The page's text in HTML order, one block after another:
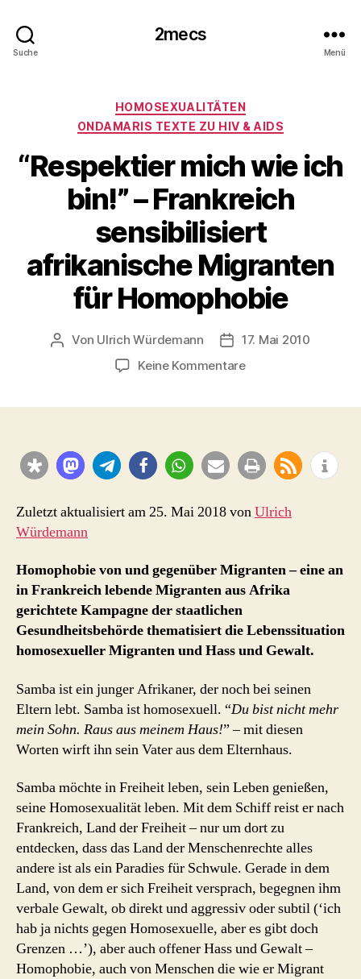
Suche
2mecs
Menü
Kategorien
HOMOSEXUALITÄTEN
ONDAMARIS TEXTE ZU HIV & AIDS
“Respektier mich wie ich
bin!” – Frankreich
sensibilisiert
afrikanische Migranten
für Homophobie
Beitragsautor
Von Ulrich Würdemann Beitragsdatum
17. Mai 2010
Keine Kommentarezu
bin!”
–
sensibilisiert
Homophobie
Zuletzt aktualisiert am 25. Mai 2018 vonUlrich
Würdemann
Homophobie von und gegenüber Migranten – eine an
in Frankreich lebende Migranten aus Afrika
gerichtete Kampagne der staatlichen
Gesundheitsbehörde thematisiert die Lebenssituation
homosexueller Migranten und Hass und Gewalt.
Samba ist ein junger Afrikaner, der noch bei seinen
Eltern lebt. Samba isthomosexuell. “Du bist nicht mehr
mein Sohn. Raus aus meinem Haus!” – mit diesen
Worten wirft ihn sein Vater aus dem Elternhaus.
Samba möchte in Freiheit leben, sein Leben genießen,
seine Homosexualität leben. Mit dem Schiff reist er nach
Frankreich, Land der Freiheit – nur um dort zu
entdecken, dass das Land der Menschenrechte alles
andere ist als ein Paradies für Schwule. Gerade in dem
Land, von dem er sich Freiheit versprach, begegnen ihm
verbale Gewalt, ob direkt und aggressiv oder subtil (‘ich
hab ja nichts gegen Homosexuelle, aber es gibt doch
Grenzen …’), aber auch offener Hass und Gewalt –
Homophobie, auch von Menschen die wie erMigrant